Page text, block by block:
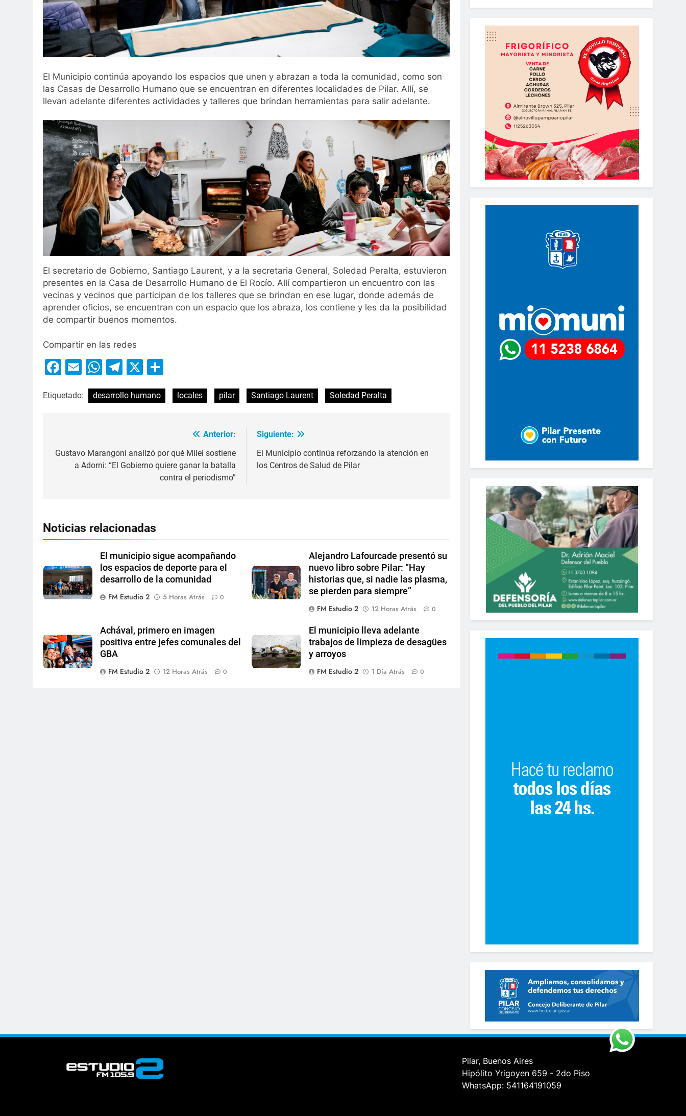
El Municipio continúa apoyando los espacios que unen y abrazan a toda la comunidad, como son
las Casas de Desarrollo Humano que se encuentran en diferentes localidades de Pilar. Allí, se
llevan adelante diferentes actividades y talleres que brindan herramientas para salir adelante.
El secretario de Gobierno, Santiago Laurent, y a la secretaria General, Soledad Peralta, estuvieron
presentes en la Casa de Desarrollo Humano de El Rocío. Allí compartieron un encuentro con las
vecinas y vecinos que participan de los talleres que se brindan en ese lugar, donde además de
aprender oficios, se encuentran con un espacio que los abraza, los contiene y les da la posibilidad
de compartir buenos momentos.
Compartir en las redes
Facebook
EmailWhatsApp
Telegram
X
Etiquetado: desarrollo humano locales pilar Santiago Laurent Soledad Peralta
Anterior:
Gustavo Marangoni analizó por qué Milei sostiene
a Adorni: “El Gobierno quiere ganar la batalla
contra el periodismo”
Siguiente:
El Municipio continúa reforzando la atención en
los Centros de Salud de Pilar
Noticias relacionadas
El municipio sigue acompañando
los espacios de deporte para el
desarrollo de la comunidad
FM Estudio 2
5 Horas Atrás 0
Alejandro Lafourcade presentó su
nuevo libro sobre Pilar: “Hay
historias que, si nadie las plasma,
se pierden para siempre”
FM Estudio 2
12 Horas Atrás 0
Achával, primero en imagen
positiva entre jefes comunales del
GBA
FM Estudio 2
12 Horas Atrás 0
El municipio lleva adelante
trabajos de limpieza de desagües
y arroyos
FM Estudio 2
1 Día Atrás 0
Pilar, Buenos Aires
Hipólito Yrigoyen 659 - 2do Piso
WhatsApp: 541164191059